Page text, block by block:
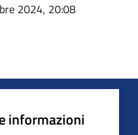
2024, 20:08
informazioni